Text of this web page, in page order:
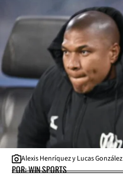
Alexis Henríquez y Lucas González
POR: WIN SPORTS